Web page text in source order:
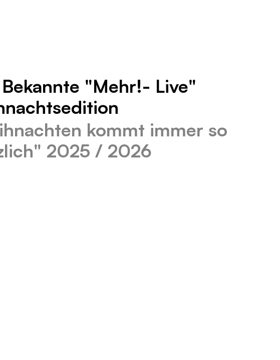
"Mehr!- Live"
kommt immer so
2025 / 2026